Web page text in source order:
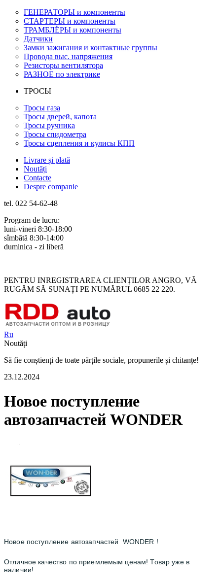
ГЕНЕРАТОРЫ и компоненты
СТАРТЕРЫ и компоненты
ТРАМБЛЁРЫ и компоненты
Датчики
Замки зажигания и контактные группы
Провода выс. напряжения
Резисторы вентилятора
РАЗНОЕ по электрике
ТРОСЫ
Тросы газа
Тросы дверей, капота
Тросы ручника
Тросы спидометра
Тросы сцепления и кулисы КПП
Livrare și plată
Noutăți
Contacte
Despre companie
tel. 022 54-62-48
Program de lucru:
luni-vineri 8:30-18:00
sîmbătă 8:30-14:00
duminica - zi liberă
PENTRU INREGISTRAREA CLIENȚILOR ANGRO, VĂ
RUGĂM SĂ SUNAȚI PE NUMĂRUL 0685 22 220.
Ru
Noutăți
Să fie conștienți de toate părțile sociale, propunerile și chitanțe!
23.12.2024
Новое поступление
автозапчастей WONDER
Hовое поступление автозапчастей WONDER !
Отличное качество по приемлемым ценам! Товар уже в
наличии!